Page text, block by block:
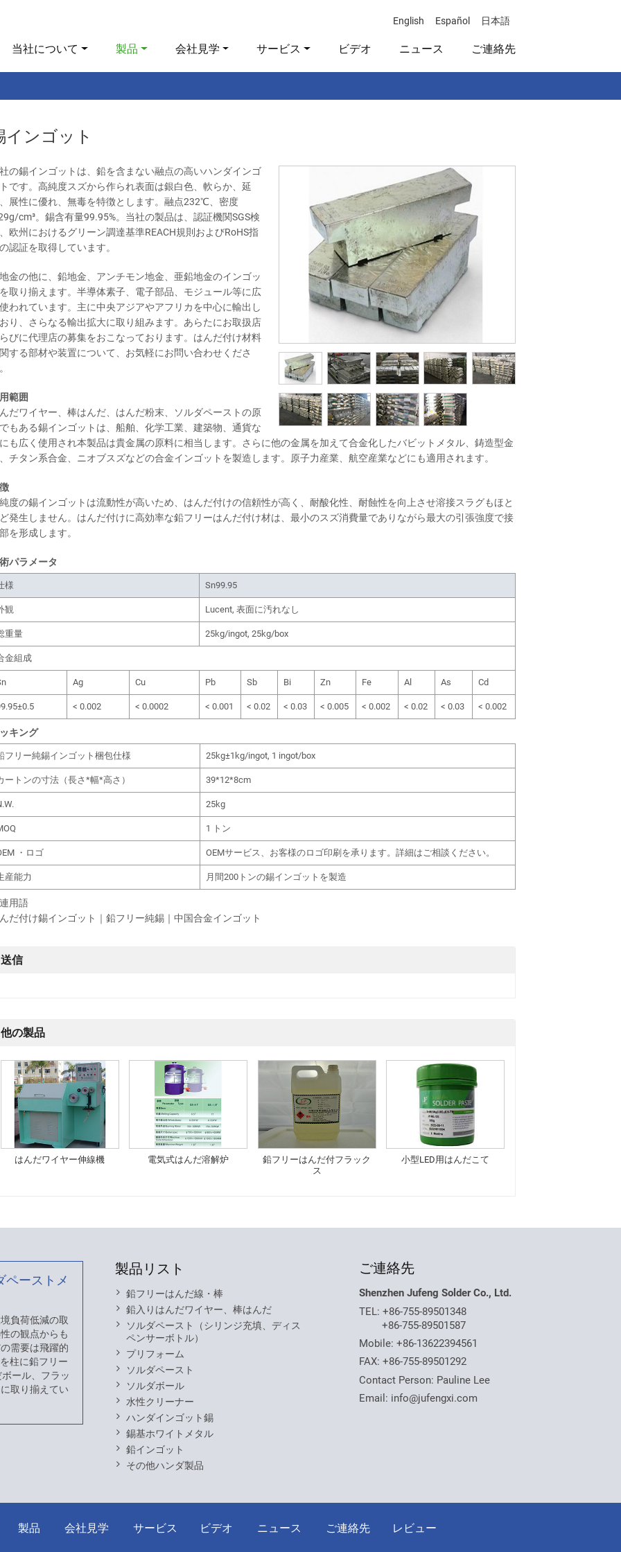
English Español 日本語
当社について 製品 会社見学 サービス ビデオ ニュース ご連絡先
インゴット
の錫インゴットは、鉛を含まない融点の高いハンダインゴ
です。高純度スズから作られ表面は銀白色、軟らか、延
展性に優れ、無毒を特徴とします。融点232℃、密度
cm³。錫含有量99.95%。当社の製品は、認証機関SGS検
欧州におけるグリーン調達基準REACH規則およびRoHS指
認証を取得しています。
金の他に、鉛地金、アンチモン地金、亜鉛地金のインゴッ
を取り揃えます。半導体素子、電子部品、モジュール等に広
われています。主に中央アジアやアフリカを中心に輸出し
り、さらなる輸出拡大に取り組みます。あらたにお取扱店
びに代理店の募集をおこなっております。はんだ付け材料
する部材や装置について、お気軽にお問い合わせくださ
範囲
だワイヤー、棒はんだ、はんだ粉末、ソルダペーストの原
もある錫インゴットは、船舶、化学工業、建築物、通貨な
も広く使用され本製品は貴金属の原料に相当します。さらに他の金属を加えて合金化したバビットメタル、鋳造型金
チタン系合金、ニオブスズなどの合金インゴットを製造します。原子力産業、航空産業などにも適用されます。
度の錫インゴットは流動性が高いため、はんだ付けの信頼性が高く、耐酸化性、耐蝕性を向上させ溶接スラグもほと
発生しません。はんだ付けに高効率な鉛フリーはんだ付け材は、最小のスズ消費量でありながら最大の引張強度で接
を形成します。
パラメータ
様 Sn99.95
観 Lucent, 表面に汚れなし
重量 25kg/ingot, 25kg/box
金組成
Ag Cu Pb Sb Bi Zn Fe Al As Cd
< 0.002 < 0.0002 < 0.001 < 0.02 < 0.03 < 0.005 < 0.002 < 0.02 < 0.03 < 0.002
キング
フリー純錫インゴット梱包仕様 25kg±1kg/ingot, 1 ingot/box
ートンの寸法（長さ*幅*高さ） 39*12*8cm
25kg
1 トン
・ロゴ OEMサービス、お客様のロゴ印刷を承ります。詳細はご相談ください。
産能力 月間200トンの錫インゴットを製造
用語
だ付け錫インゴット｜鉛フリー純錫｜中国合金インゴット
送信
他の製品
はんだワイヤー伸線機 電気式はんだ溶解炉
鉛フリーはんだ付フラック
ス
小型LED用はんだこて
ペーストメ
負荷低減の取
の観点からも
需要は飛躍的
柱に鉛フリー
ール、フラッ
取り揃えてい
製品リスト
鉛フリーはんだ線・棒
鉛入りはんだワイヤー、棒はんだ
ソルダペースト（シリンジ充填、ディス
ペンサーボトル）
プリフォーム
ソルダペースト
ソルダボール
水性クリーナー
ハンダインゴット錫
錫基ホワイトメタル
鉛インゴット
その他ハンダ製品
ご連絡先
Shenzhen Jufeng Solder Co., Ltd.
TEL:+86-755-89501348
+86-755-89501587
Mobile:+86-13622394561
FAX: +86-755-89501292
Contact Person: Pauline Lee
Email: info@jufengxi.com
製品 会社見学 サービス ビデオ ニュース ご連絡先 レビュー